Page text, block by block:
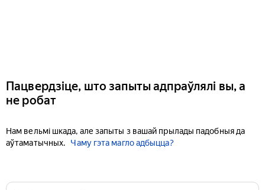
Пацвердзіце, што запыты адпраўлялі вы, а
не робат
Нам вельмі шкада, але запыты з вашай прылады падобныя да
аўтаматычных.
Чаму гэта магло адбыцца?